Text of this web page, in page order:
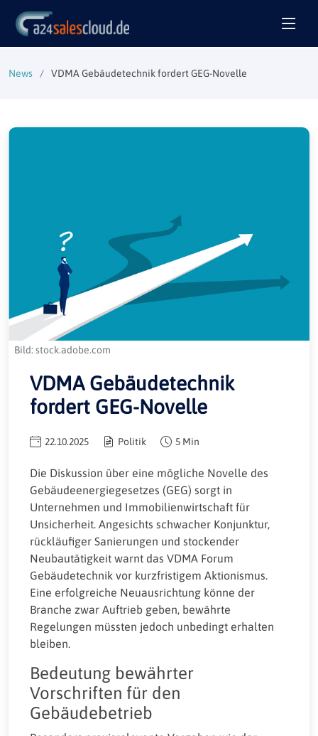
News VDMA Gebäudetechnik fordert GEG-Novelle
Bild: stock.adobe.com
VDMA Gebäudetechnik
fordert GEG-Novelle
22.10.2025 Politik 5 Min
Die Diskussion über eine mögliche Novelle des
Gebäudeenergiegesetzes (GEG) sorgt in
Unternehmen und Immobilienwirtschaft für
Unsicherheit. Angesichts schwacher Konjunktur,
rückläufiger Sanierungen und stockender
Neubautätigkeit warnt das VDMA Forum
Gebäudetechnik vor kurzfristigem Aktionismus.
Eine erfolgreiche Neuausrichtung könne der
Branche zwar Auftrieb geben, bewährte
Regelungen müssten jedoch unbedingt erhalten
bleiben.
Bedeutung bewährter
Vorschriften für den
Gebäudebetrieb